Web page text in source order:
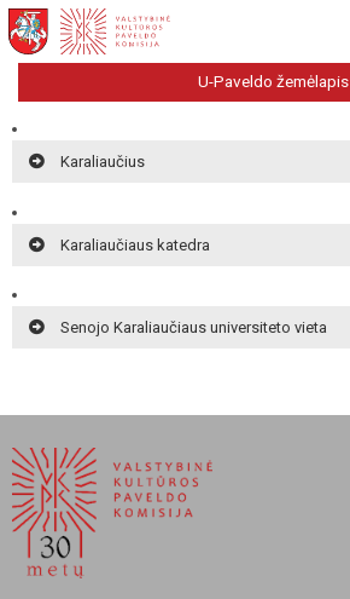
U-Paveldo žemėlapis
Karaliaučius
Karaliaučiaus katedra
Senojo Karaliaučiaus universiteto vieta